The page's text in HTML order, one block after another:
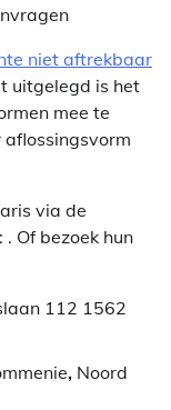
niet aftrekbaar
uitgelegd is het
mee te
aflossingsvorm
via de
. Of bezoek hun
112 1562
, Noord